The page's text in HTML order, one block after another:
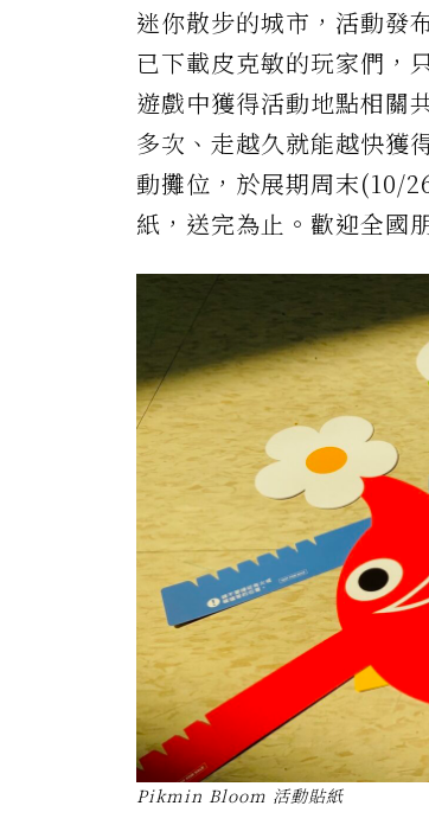
迷你散步的城市，活動發
已下載皮克敏的玩家們，
遊戲中獲得活動地點相關
多次、走越久就能越快
動攤位，於展期周末(10/
紙，送完為止。歡迎全國
Pikmin Bloom 活動貼紙